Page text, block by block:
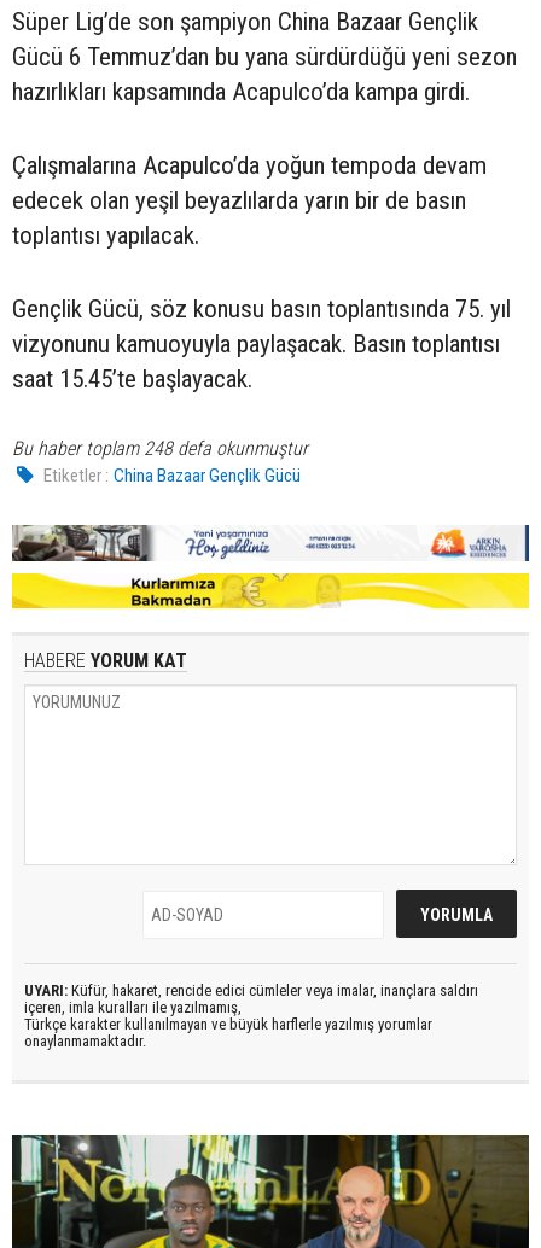
Süper Lig’de son şampiyon China Bazaar Gençlik
Gücü 6 Temmuz’dan bu yana sürdürdüğü yeni sezon
hazırlıkları kapsamında Acapulco’da kampa girdi.
Çalışmalarına Acapulco’da yoğun tempoda devam
edecek olan yeşil beyazlılarda yarın bir de basın
toplantısı yapılacak.
Gençlik Gücü, söz konusu basın toplantısında 75. yıl
vizyonunu kamuoyuyla paylaşacak. Basın toplantısı
saat 15.45’te başlayacak.
Bu haber toplam 248 defa okunmuştur
Etiketler : China Bazaar Gençlik Gücü
HABERE YORUM KAT
UYARI: Küfür, hakaret, rencide edici cümleler veya imalar, inançlara saldırı
içeren, imla kuralları ile yazılmamış,
Türkçe karakter kullanılmayan ve büyük harflerle yazılmış yorumlar
onaylanmamaktadır.